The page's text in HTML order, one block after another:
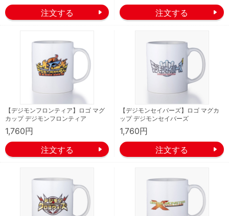
【デジモンフロンティア】ロゴ マグ
カップ デジモンフロンティア
1,760円
【デジモンセイバーズ】ロゴ マグカ
ップ デジモンセイバーズ
1,760円